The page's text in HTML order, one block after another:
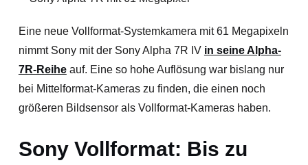
Eine neue Vollformat-Systemkamera mit 61 Megapixeln
nimmt Sony mit der Sony Alpha 7R IV in seine Alpha-
7R-Reiheauf. Eine so hohe Auflösung war bislang nur
bei Mittelformat-Kameras zu finden, die einen noch
größeren Bildsensor als Vollformat-Kameras haben.
Sony Vollformat: Bis zu